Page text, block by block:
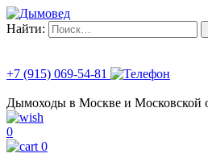
Найти:
+7 (915) 069-54-81
Дымоходы в Москве и Московской
0
0